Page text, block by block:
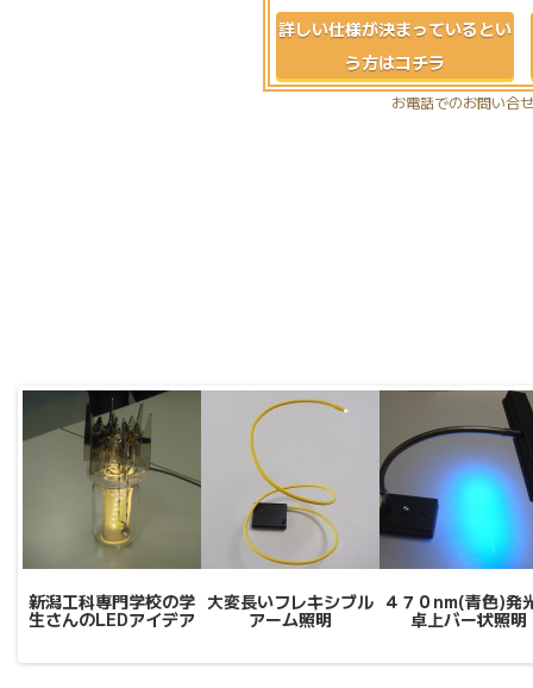
詳しい仕様が決まっているとい
う方はコチラ
お電話でのお問い
新潟工科専門学校の学
生さんのLEDアイデア
大変長いフレキシブル
アーム照明
４７０nm(青色)発
卓上バー状照明